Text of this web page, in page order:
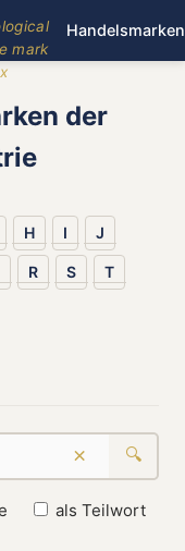
mark
Handelsmarken
der
H I J
R S T
× 🔍
als Teilwort